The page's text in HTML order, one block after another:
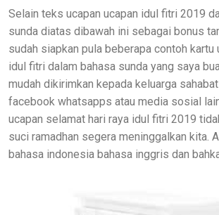
Selain teks ucapan ucapan idul fitri 2019
sunda diatas dibawah ini sebagai bonus
sudah siapkan pula beberapa contoh kartu
idul fitri dalam bahasa sunda yang saya
mudah dikirimkan kepada keluarga
facebook whatsapps atau media sosial
ucapan selamat hari raya idul fitri 2019
suci ramadhan segera meninggalkan kita.
bahasa indonesia bahasa inggris dan